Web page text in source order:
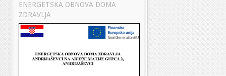
ENERGETSKA OBNOVA DOMA
ZDRAVLJA